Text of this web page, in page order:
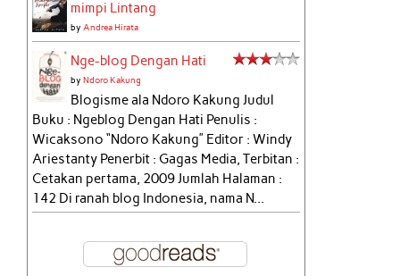
mimpi Lintang
byAndrea Hirata
Nge-blog Dengan Hati
byNdoro Kakung
Blogisme ala Ndoro Kakung Judul
Buku : Ngeblog Dengan Hati Penulis :
Wicaksono “Ndoro Kakung” Editor : Windy
Ariestanty Penerbit : Gagas Media, Terbitan :
Cetakan pertama, 2009 Jumlah Halaman :
142 Di ranah blog Indonesia, nama N...